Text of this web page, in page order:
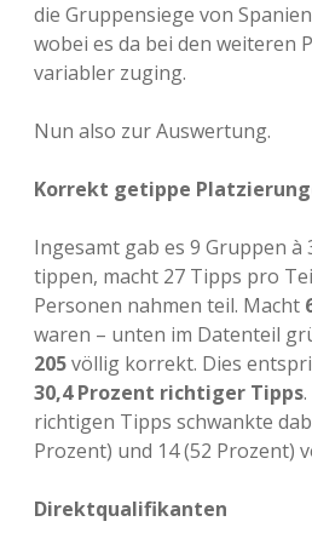
die Gruppensiege von
wobei es da bei den weiteren
variabler zuging.
Nun also zur Auswertung.
Korrekt getippe
Ingesamt gab es 9 Gruppen à
tippen, macht 27 Tipps pro
Personen nahmen teil. Macht
waren – unten im Datenteil
205völlig korrekt. Dies
30,4 Prozent richtiger Tipps
richtigen Tipps schwankte
Prozent) und 14 (52 Prozent)
Direktqualifikanten